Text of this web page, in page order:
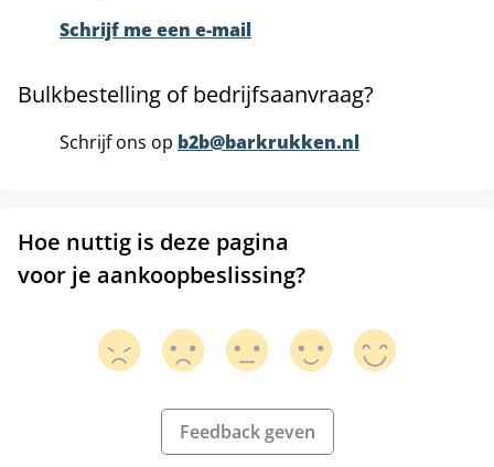
Schrijf me een e-mail
Bulkbestelling of bedrijfsaanvraag?
Schrijf ons op b2b@barkrukken.nl
Hoe nuttig is deze pagina
voor je aankoopbeslissing?
Feedback geven